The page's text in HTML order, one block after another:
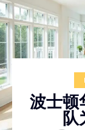
波士顿